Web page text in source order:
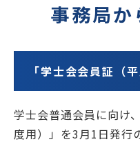
会員向けサービス
アクセス よく
事務局か
「学士会会員証（
学士会普通会員に向け
度用）」を3月1日発行